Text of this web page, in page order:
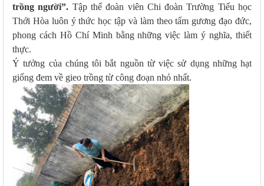
trồng người”. Tập thể đoàn viên Chi đoàn Trường Tiểu học
Thới Hòa luôn ý thức học tập và làm theo tấm gương đạo đức,
phong cách Hồ Chí Minh bằng những việc làm ý nghĩa, thiết
thực.
Ý tưởng của chúng tôi bắt nguồn từ việc sử dụng những hạt
giống đem về gieo trồng từ công đoạn nhỏ nhất.